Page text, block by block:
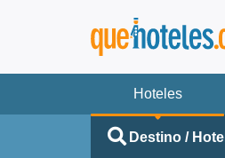
Hoteles
Destino / Hotel